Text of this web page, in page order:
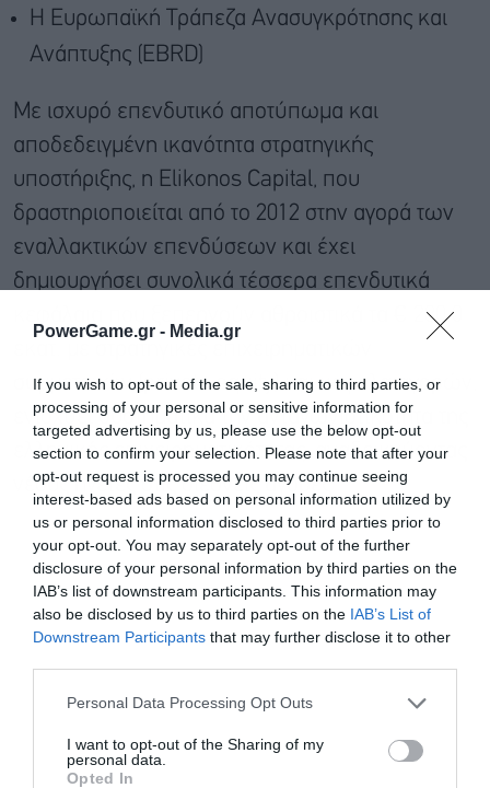
PowerGame.gr - Media.gr
If you wish to opt-out of the sale, sharing to third parties, or
processing of your personal or sensitive information for
targeted advertising by us, please use the below opt-out
section to confirm your selection. Please note that after your
opt-out request is processed you may continue seeing
interest-based ads based on personal information utilized by
us or personal information disclosed to third parties prior to
your opt-out. You may separately opt-out of the further
disclosure of your personal information by third parties on the
IAB’s list of downstream participants. This information may
also be disclosed by us to third parties on the IAB’s List of
Downstream Participants that may further disclose it to other
Personal Data Processing Opt Outs
I want to opt-out of the Sharing of my
personal data.
Opted In
Η Ευρωπαϊκή Τράπεζα Ανασυγκρότησης και
Ανάπτυξης (EBRD)
Με ισχυρό επενδυτικό αποτύπωμα και
αποδεδειγμένη ικανότητα στρατηγικής
υποστήριξης, η Elikonos Capital, που
δραστηριοποιείται από το 2012 στην αγορά των
εναλλακτικών επενδύσεων και έχει
δημιουργήσει συνολικά τέσσερα επενδυτικά
κεφάλαια που ξεπερνούν αθροιστικά τα € 280.0
συμμετοχών (private equity) και κεφαλαιαγορών,
ενισχύει συστηματικά την ανταγωνιστικότητα της
ελληνικής επιχειρηματικότητας, αναδεικνύοντας
νέους ηγέτες στις διεθνείς αγορές.